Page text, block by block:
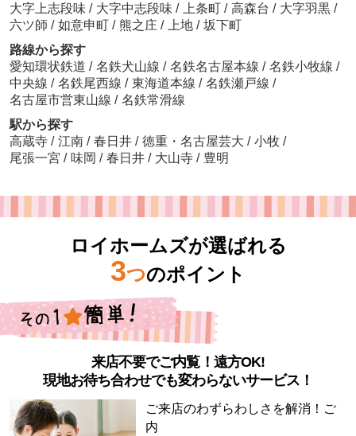
大字上志段味 / 大字中志段味 / 上条町 / 高森台 / 大字羽黒 /
六ツ師 / 如意申町 / 熊之庄 / 上地 / 坂下町
路線から探す
愛知環状鉄道 / 名鉄犬山線 / 名鉄名古屋本線 / 名鉄小牧線 /
中央線 / 名鉄尾西線 / 東海道本線 / 名鉄瀬戸線 /
名古屋市営東山線 / 名鉄常滑線
駅から探す
高蔵寺 / 江南 / 春日井 / 徳重・名古屋芸大 / 小牧 /
尾張一宮 / 味岡 / 春日井 / 大山寺 / 豊明
ロイホームズが選ばれる
3つのポイント
来店不要でご内覧！遠方OK!
現地お待ち合わせでも変わらないサービス！
ご来店のわずらわしさを解消！ご
内